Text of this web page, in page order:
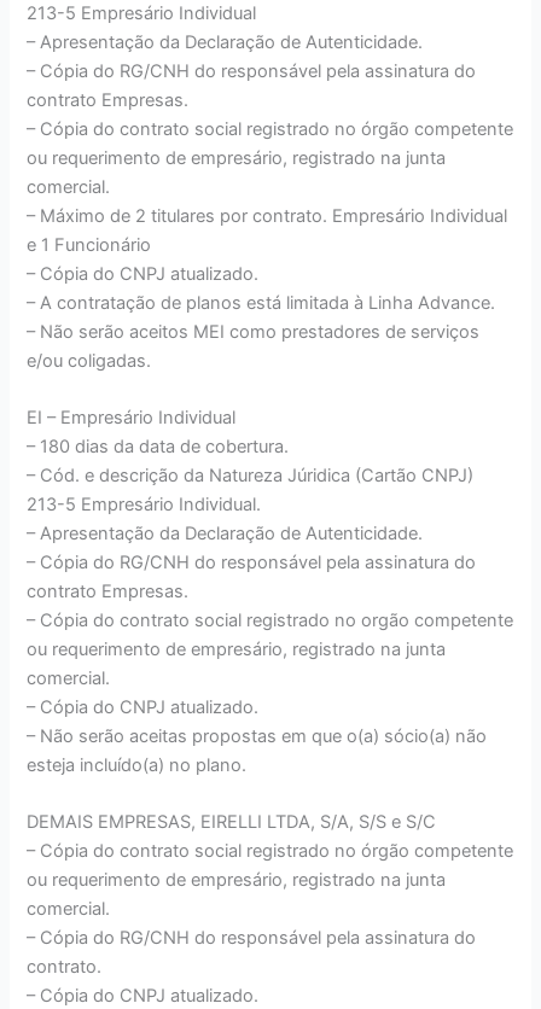
213-5 Empresário Individual
– Apresentação da Declaração de Autenticidade.
– Cópia do RG/CNH do responsável pela assinatura do
contrato Empresas.
– Cópia do contrato social registrado no órgão competente
ou requerimento de empresário, registrado na junta
comercial.
– Máximo de 2 titulares por contrato. Empresário Individual
e 1 Funcionário
– Cópia do CNPJ atualizado.
– A contratação de planos está limitada à Linha Advance.
– Não serão aceitos MEI como prestadores de serviços
e/ou coligadas.
EI – Empresário Individual
– 180 dias da data de cobertura.
– Cód. e descrição da Natureza Júridica (Cartão CNPJ)
213-5 Empresário Individual.
– Apresentação da Declaração de Autenticidade.
– Cópia do RG/CNH do responsável pela assinatura do
contrato Empresas.
– Cópia do contrato social registrado no orgão competente
ou requerimento de empresário, registrado na junta
comercial.
– Cópia do CNPJ atualizado.
– Não serão aceitas propostas em que o(a) sócio(a) não
esteja incluído(a) no plano.
DEMAIS EMPRESAS, EIRELLI LTDA, S/A, S/S e S/C
– Cópia do contrato social registrado no órgão competente
ou requerimento de empresário, registrado na junta
comercial.
– Cópia do RG/CNH do responsável pela assinatura do
contrato.
– Cópia do CNPJ atualizado.